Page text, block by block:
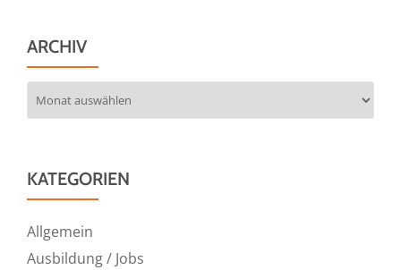
ARCHIV
KATEGORIEN
Allgemein
Ausbildung / Jobs